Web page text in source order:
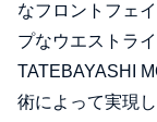
なフロントフェ
プなウエストラ
TATEBAYASHI
術によって実現